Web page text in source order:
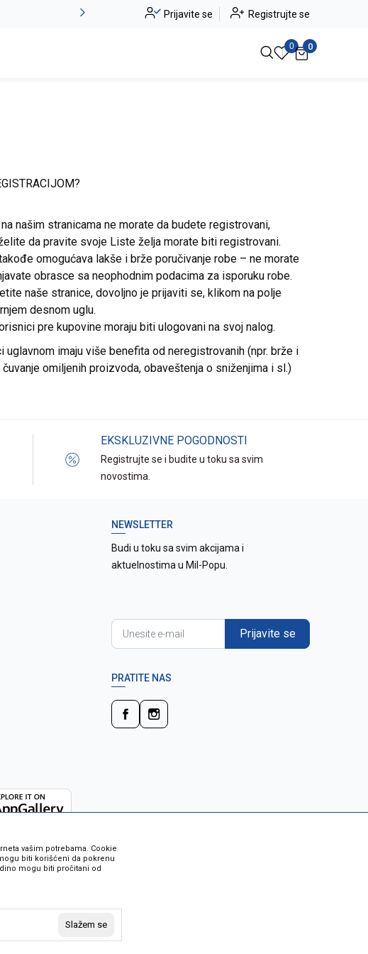
Alma Ras do -50% Pogledaj više
Prijavite se Registrujte se
0 0
našim stranicama ne morate da budete registrovani,
da pravite svoje Liste želja morate biti registrovani.
omogućava lakše i brže poručivanje robe – ne morate
obrasce sa neophodnim podacima za isporuku robe.
naše stranice, dovoljno je prijaviti se, klikom na polje
desnom uglu.
pre kupovine moraju biti ulogovani na svoj nalog.
uglavnom imaju više benefita od neregistrovanih (npr. brže i
čuvanje omiljenih proizvoda, obaveštenja o sniženjima i sl.)
EKSKLUZIVNE POGODNOSTI
Registrujte se i budite u toku sa svim
novostima.
NEWSLETTER
Budi u toku sa svim akcijama i
aktuelnostima u Mil-Popu.
Prijavite se
PRATITE NAS
da su sve informacije kompletne i bez
robe možete provjeriti besplatnim
vašim potrebama. Cookie
biti korišćeni da pokrenu
mogu biti pročitani od
Slažem se